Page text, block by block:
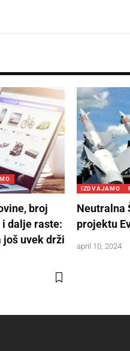
broj
dalje raste:
uvek drži
IZDVAJAMO
Neutralna
projektu
april 10, 2024